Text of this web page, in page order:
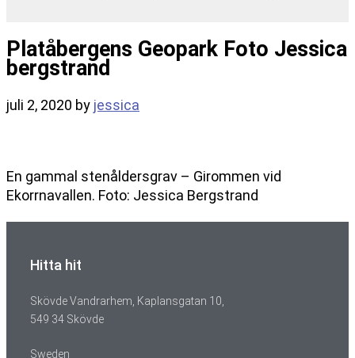
Platåbergens Geopark Foto Jessica
bergstrand
juli 2, 2020 by jessica
En gammal stenåldersgrav – Girommen vid
Ekorrnavallen. Foto: Jessica Bergstrand
Hitta hit
Skövde Vandrarhem, Kaplansgatan 10,
549 34 Skövde
Sweden